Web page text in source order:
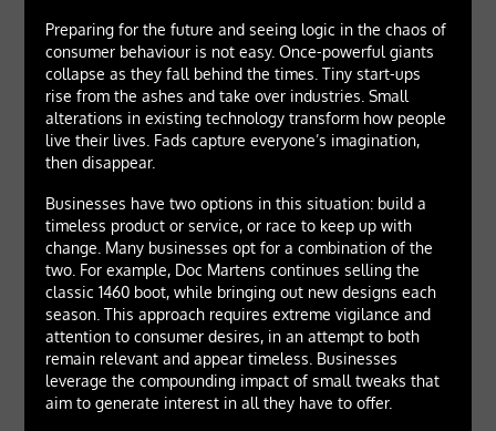
Preparing for the future and seeing logic in the chaos of
consumer behaviour is not easy. Once-powerful giants
collapse as they fall behind the times. Tiny start-ups
rise from the ashes and take over industries. Small
alterations in existing technology transform how people
live their lives. Fads capture everyone’s imagination,
then disappear.
Businesses have two options in this situation: build a
timeless product or service, or race to keep up with
change. Many businesses opt for a combination of the
two. For example, Doc Martens continues selling the
classic 1460 boot, while bringing out new designs each
season. This approach requires extreme vigilance and
attention to consumer desires, in an attempt to both
remain relevant and appear timeless. Businesses
leverage the compounding impact of small tweaks that
aim to generate interest in all they have to offer.